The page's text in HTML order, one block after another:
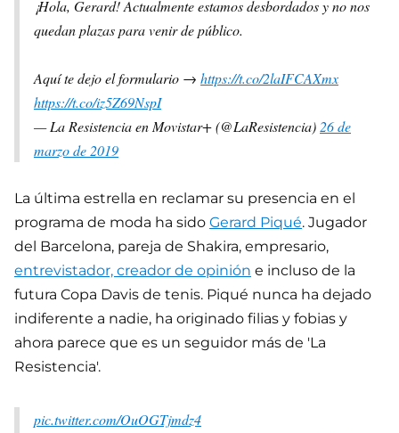
¡Hola, Gerard! Actualmente estamos desbordados y no nos
quedan plazas para venir de público.
Aquí te dejo el formulario → https://t.co/2laIFCAXmx
https://t.co/iz5Z69NspI
— La Resistencia en Movistar+ (@LaResistencia)26 de
marzo de 2019
La última estrella en reclamar su presencia en el
programa de moda ha sido Gerard Piqué. Jugador
del Barcelona, pareja de Shakira, empresario,
entrevistador, creador de opinión e incluso de la
futura Copa Davis de tenis. Piqué nunca ha dejado
indiferente a nadie, ha originado filias y fobias y
ahora parece que es un seguidor más de 'La
Resistencia'.
pic.twitter.com/OuOGTjmdz4